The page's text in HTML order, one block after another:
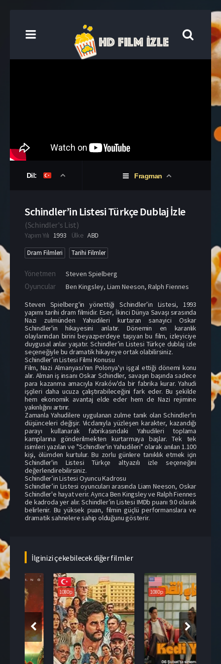
Dil: Fragman
Schindler’in Listesi Türkçe Dublaj İzle
(Schindler's List)
Yapım Yılı 1993 Ülke ABD
Dram Filmleri Tarihi Filmler
Yönetmen Steven Spielberg
Oyuncular Ben Kingsley, Liam Neeson, Ralph Fiennes
Steven Spielberg'in yönettiği Schindler’in Listesi, 1993
yapımı tarihi dram filmidir. Eser, İkinci Dünya Savaşı sırasında
Nazi zulmünden Yahudileri kurtaran sanayici Oskar
Schindler'in hikayesini anlatır. Dönemin en karanlık
olaylarından birini beyazperdeye taşıyan bu film, izleyiciye
duygusal anlar yaşatır. Schindler’in Listesi Türkçe dublaj izle
seçeneğiyle bu dramatik hikayeye ortak olabilirsiniz.
Schindler’in Listesi Filmi Konusu
Film, Nazi Almanyası'nın Polonya'yı işgal ettiği dönemi konu
alır. Alman iş insanı Oskar Schindler, savaşın başında sadece
para kazanma amacıyla Kraków'da bir fabrika kurar. Yahudi
işçileri daha ucuza çalıştırabileceğini fark eder. Bu şekilde
hem ekonomik avantaj elde eder hem de Nazi rejimine
yakınlığını artırır.
Zamanla Yahudilere uygulanan zulme tanık olan Schindler'in
düşünceleri değişir. Vicdanıyla yüzleşen karakter, kazandığı
parayı kullanarak fabrikasındaki Yahudileri toplama
kamplarına gönderilmekten kurtarmaya başlar. Tek tek
isimleri yazılan ve "Schindler'in Yahudileri" olarak anılan 1.100
kişi, ölümden kurtulur. Bu zorlu günlere tanıklık etmek için
Schindler'in Listesi Türkçe altyazılı izle seçeneğini
değerlendirebilirsiniz.
Schindler’in Listesi Oyuncu Kadrosu
Schindler’in Listesi oyuncuları arasında Liam Neeson, Oskar
Schindler'e hayat verir. Ayrıca Ben Kingsley ve Ralph Fiennes
de kadroda yer alır. Schindler’in Listesi IMDb puanı 9.0 olarak
belirlenir. Bu yüksek puan, filmin güçlü performanslara ve
dramatik sahnelere sahip olduğunu gösterir.
İlginizi çekebilecek diğer filmler
1080p